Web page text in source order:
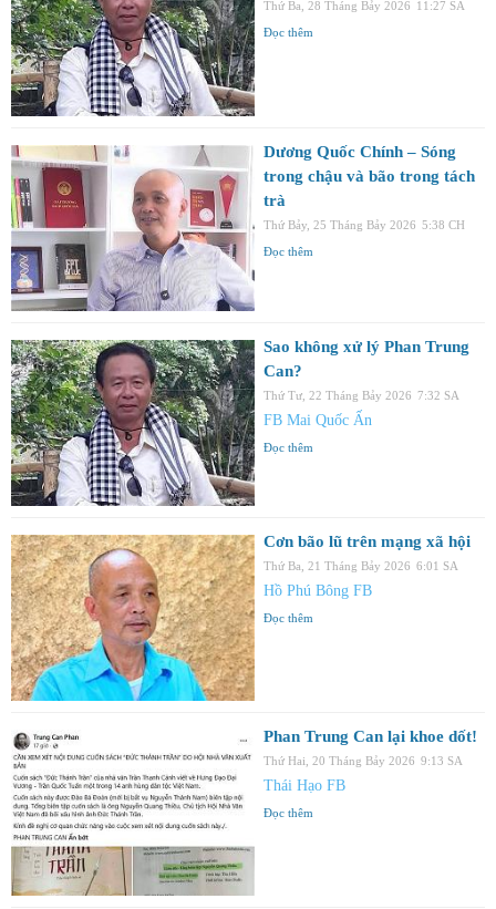
Thứ Ba, 28 Tháng Bảy 2026 11:27 SA
Đọc thêm
Dương Quốc Chính – Sóng
trong chậu và bão trong tách
trà
Thứ Bảy, 25 Tháng Bảy 2026 5:38 CH
Đọc thêm
Sao không xử lý Phan Trung
Can?
Thứ Tư, 22 Tháng Bảy 2026 7:32 SA
FB Mai Quốc Ấn
Đọc thêm
Cơn bão lũ trên mạng xã hội
Thứ Ba, 21 Tháng Bảy 2026 6:01 SA
Hồ Phú Bông FB
Đọc thêm
Phan Trung Can lại khoe dốt!
Thứ Hai, 20 Tháng Bảy 2026 9:13 SA
Thái Hạo FB
Đọc thêm